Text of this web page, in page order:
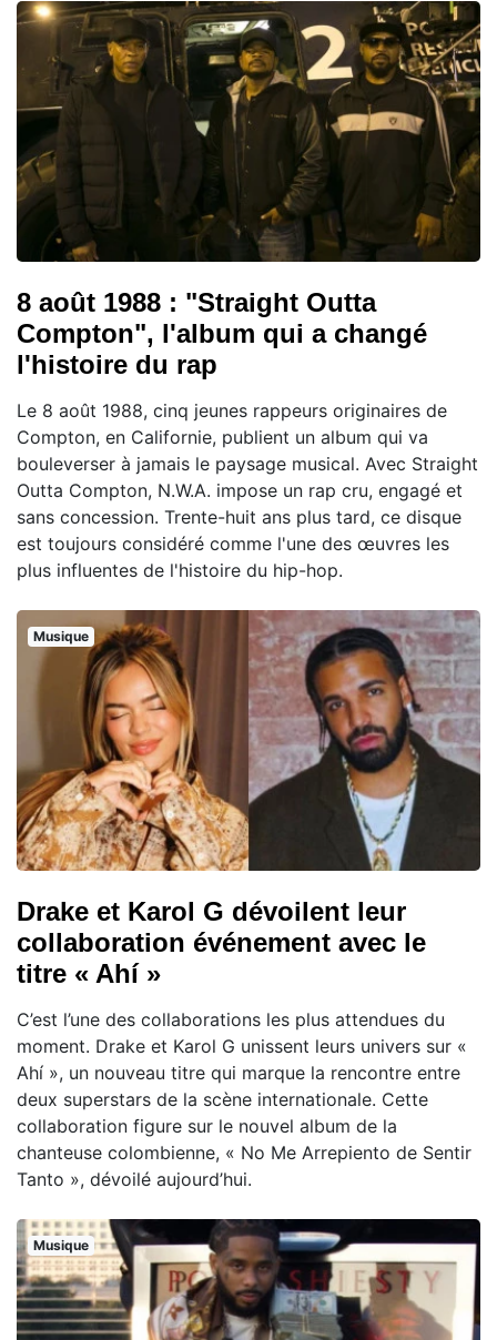
8 août 1988 : "Straight Outta
Compton", l'album qui a changé
l'histoire du rap
Le 8 août 1988, cinq jeunes rappeurs originaires de
Compton, en Californie, publient un album qui va
bouleverser à jamais le paysage musical. Avec Straight
Outta Compton, N.W.A. impose un rap cru, engagé et
sans concession. Trente-huit ans plus tard, ce disque
est toujours considéré comme l'une des œuvres les
plus influentes de l'histoire du hip-hop.
Musique
Drake et Karol G dévoilent leur
collaboration événement avec le
titre « Ahí »
C’est l’une des collaborations les plus attendues du
moment. Drake et Karol G unissent leurs univers sur «
Ahí », un nouveau titre qui marque la rencontre entre
deux superstars de la scène internationale. Cette
collaboration figure sur le nouvel album de la
chanteuse colombienne, « No Me Arrepiento de Sentir
Tanto », dévoilé aujourd’hui.
Musique